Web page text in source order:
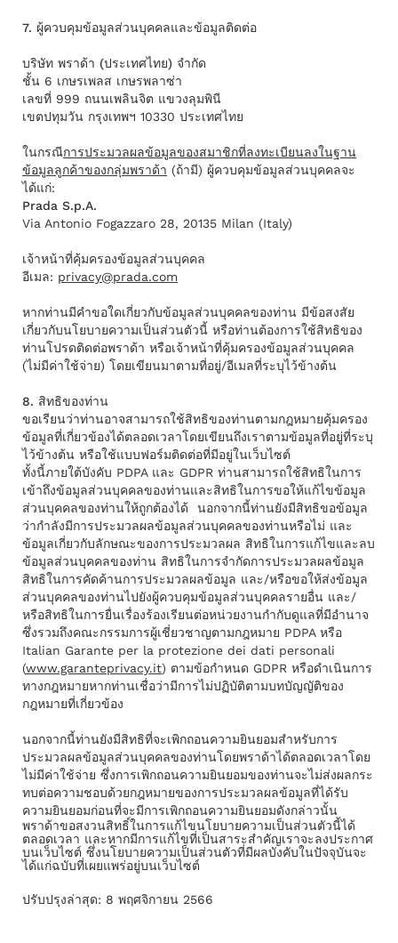
7. ผู้ควบคุมข้อมูลส่วนบุคคลและข้อมูลติดต่อ
บริษัท พราด้า (ประเทศไทย) จํากัด
ชั้น 6 เกษรเพลส เกษรพลาซ่า
เลขที่ 999 ถนนเพลินจิต แขวงลุมพินี
เขตปทุมวัน กรุงเทพฯ 10330 ประเทศไทย
ในกรณีการประมวลผลข้อมูลของสมาชิกที่ลงทะเบียนลงในฐาน
ข้อมูลลูกค้าของกลุ่มพราด้า (ถ้ามี) ผู้ควบคุมข้อมูลส่วนบุคคลจะ
ได้แก่:
Prada S.p.A.
Via Antonio Fogazzaro 28, 20135 Milan (Italy)
เจ้าหน้าที่คุ้มครองข้อมูลส่วนบุคคล
อีเมล: privacy@prada.com
หากท่านมีคําขอใดเกี่ยวกับข้อมูลส่วนบุคคลของท่าน มีข้อสงสัย
เกี่ยวกับนโยบายความเป็นส่วนตัวนี้ หรือท่านต้องการใช้สิทธิของ
ท่านโปรดติดต่อพราด้า หรือเจ้าหน้าที่คุ้มครองข้อมูลส่วนบุคคล
(ไม่มีค่าใช้จ่าย) โดยเขียนมาตามที่อยู่/อีเมลที่ระบุไว้ข้างต้น
8. สิทธิของท่าน
ขอเรียนว่าท่านอาจสามารถใช้สิทธิของท่านตามกฎหมายคุ้มครอง
ข้อมูลที่เกี่ยวข้องได้ตลอดเวลาโดยเขียนถึงเราตามข้อมูลที่อยู่ที่ระบุ
ไว้ข้างต้น หรือใช้แบบฟอร์มติดต่อที่มีอยู่ในเว็บไซต์
ทั้งนี้ภายใต้บังคับ PDPA และ GDPR ท่านสามารถใช้สิทธิในการ
เข้าถึงข้อมูลส่วนบุคคลของท่านและสิทธิในการขอให้แก้ไขข้อมูล
ส่วนบุคคลของท่านให้ถูกต้องได้ นอกจากนี้ท่านยังมีสิทธิขอข้อมูล
ว่ากำลังมีการประมวลผลข้อมูลส่วนบุคคลของท่านหรือไม่ และ
ข้อมูลเกี่ยวกับลักษณะของการประมวลผล สิทธิในการแก้ไขและลบ
ข้อมูลส่วนบุคคลของท่าน สิทธิในการจํากัดการประมวลผลข้อมูล
สิทธิในการคัดค้านการประมวลผลข้อมูล และ/หรือขอให้ส่งข้อมูล
ส่วนบุคคลของท่านไปยังผู้ควบคุมข้อมูลส่วนบุคคลรายอื่น และ/
หรือสิทธิในการยื่นเรื่องร้องเรียนต่อหน่วยงานกํากับดูแลที่มีอํานาจ
ซึ่งรวมถึงคณะกรรมการผู้เชี่ยวชาญตามกฎหมาย PDPA หรือ
Italian Garante per la protezione dei dati personali
(www.garanteprivacy.it) ตามข้อกำหนด GDPR หรือดําเนินการ
ทางกฎหมายหากท่านเชื่อว่ามีการไม่ปฏิบัติตามบทบัญญัติของ
กฎหมายที่เกี่ยวข้อง
นอกจากนี้ท่านยังมีสิทธิที่จะเพิกถอนความยินยอมสําหรับการ
ประมวลผลข้อมูลส่วนบุคคลของท่านโดยพราด้าได้ตลอดเวลาโดย
ไม่มีค่าใช้จ่าย ซึ่งการเพิกถอนความยินยอมของท่านจะไม่ส่งผลกระ
ทบต่อความชอบด้วยกฎหมายของการประมวลผลข้อมูลที่ได้รับ
ความยินยอมก่อนที่จะมีการเพิกถอนความยินยอมดังกล่าวนั้น
พราด้าขอสงวนสิทธิ์ในการแก้ไขนโยบายความเป็นส่วนตัวนี้ได้
ตลอดเวลา และหากมีการแก้ไขที่เป็นสาระสําคัญเราจะลงประกาศ
บนเว็บไซต์ ซึ่งนโยบายความเป็นส่วนตัวที่มีผลบังคับในปัจจุบันจะ
ได้แก่ฉบับที่เผยแพร่อยู่บนเว็บไซต์
ปรับปรุงล่าสุด: 8 พฤศจิกายน 2566